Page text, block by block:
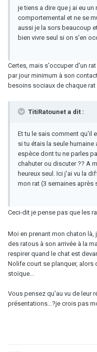
je tiens a dire que j ai eu
comportemental et ne se
aussi je la sors beaucoup
bien vivre seul si on s'en
Certes, mais s'occuper d'un
par jour minimum à son
besoins sociaux de chaque rat
TitiRatounet a dit :
Et tu le sais comment qu'il
si tu étais la seule
espèce dont tu ne parles
chahuter ou discuter ?? A
heureux seul. Ici j'ai vu la
mon rat (3 semaines après
Ceci-dit je pense pas que les
Moi en prenant mon chaton là,
des ratous à son arrivée à la
respirer quand le chat est
Nolife court se planquer, alors
stoïque...
Vous pensez qu'au vu de leur
présentations...?je crois pas